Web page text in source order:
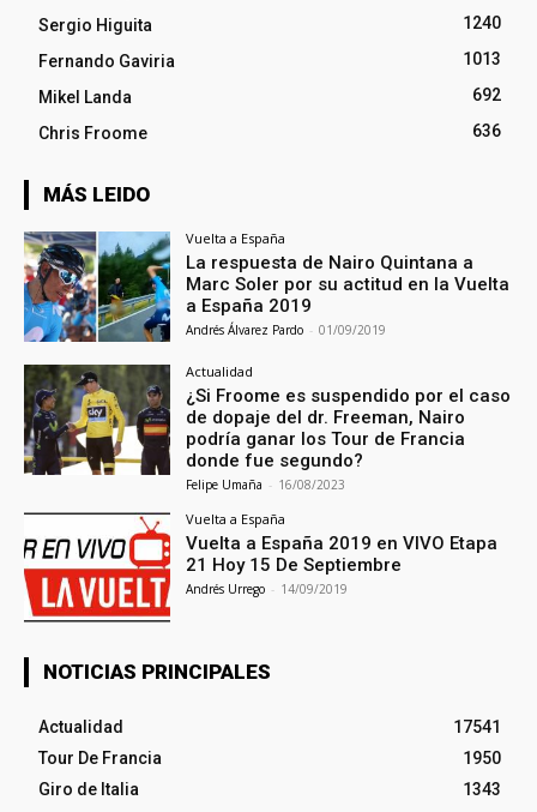
Sergio Higuita
1240
Fernando Gaviria
1013
Mikel Landa
692
Chris Froome
636
MÁS LEIDO
Vuelta a España
La respuesta de Nairo Quintana a
Marc Soler por su actitud en la Vuelta
a España 2019
Andrés Álvarez Pardo - 01/09/2019
Actualidad
¿Si Froome es suspendido por el caso
de dopaje del dr. Freeman, Nairo
podría ganar los Tour de Francia
donde fue segundo?
Felipe Umaña - 16/08/2023
Vuelta a España
Vuelta a España 2019 en VIVO Etapa
21 Hoy 15 De Septiembre
Andrés Urrego - 14/09/2019
NOTICIAS PRINCIPALES
Actualidad
17541
Tour De Francia
1950
Giro de Italia
1343